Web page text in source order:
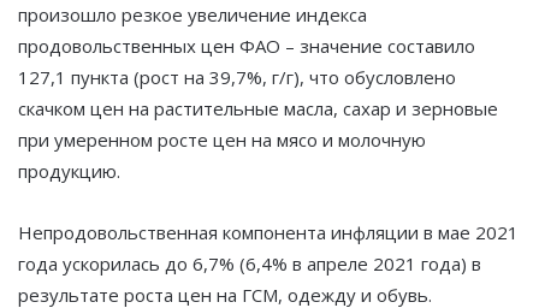
произошло резкое увеличение индекса
продовольственных цен ФАО – значение составило
127,1 пункта (рост на 39,7%, г/г), что обусловлено
скачком цен на растительные масла, сахар и зерновые
при умеренном росте цен на мясо и молочную
продукцию.
Непродовольственная компонента инфляции в мае 2021
года ускорилась до 6,7% (6,4% в апреле 2021 года) в
результате роста цен на ГСМ, одежду и обувь.